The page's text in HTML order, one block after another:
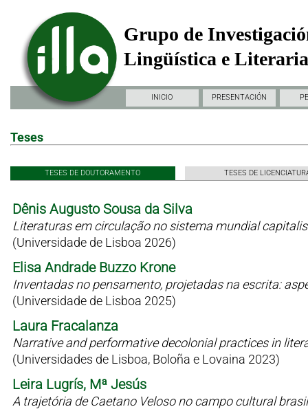
Grupo de
Lingüística e
INICIO PRESENTACIÓN
Teses
TESES DE DOUTORAMENTO TESES DE
Dênis Augusto Sousa da Silva
Literaturas em circulação no sistema mundial
(Universidade de Lisboa 2026)
Elisa Andrade Buzzo Krone
Inventadas no pensamento, projetadas na escrita:
(Universidade de Lisboa 2025)
Laura Fracalanza
Narrative and performative decolonial practices in
(Universidades de Lisboa, Boloña e Lovaina 2023)
Leira Lugrís, Mª Jesús
A trajetória de Caetano Veloso no campo cultural